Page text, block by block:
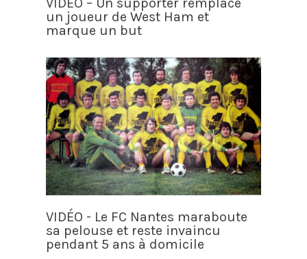
un joueur de West Ham et
marque un but
VIDÉO - Le FC Nantes maraboute
sa pelouse et reste invaincu
pendant 5 ans à domicile